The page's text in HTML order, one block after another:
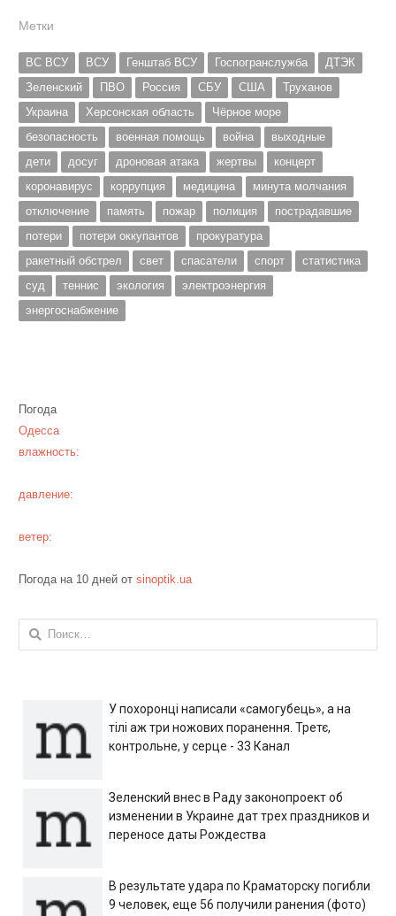
Метки
ВС ВСУ ВСУ Генштаб ВСУ Госпогранслужба
ДТЭК
Зеленский
ПВО Россия СБУ США
Труханов
Украина
Херсонская область
Чёрное море
безопасность
военная помощь война
выходные
дети
досуг дроновая атака жертвы
концерт
коронавирус
коррупция медицина
минута молчания
отключение
память пожар полиция
пострадавшие
потери
потери оккупантов
прокуратура
ракетный обстрел
свет спасатели спорт
статистика
суд
теннис экология
электроэнергия
энергоснабжение
Погода
Одесса
влажность:
давление:
ветер:
Погода на 10 дней от sinoptik.ua
Найти:
У похоронці написали «самогубець», а на
тілі аж три ножових поранення. Третє,
контрольне, у серце - 33 Канал
Зеленский внес в Раду законопроект об
изменении в Украине дат трех праздников и
переносе даты Рождества
В результате удара по Краматорску погибли
9 человек, еще 56 получили ранения (фото)